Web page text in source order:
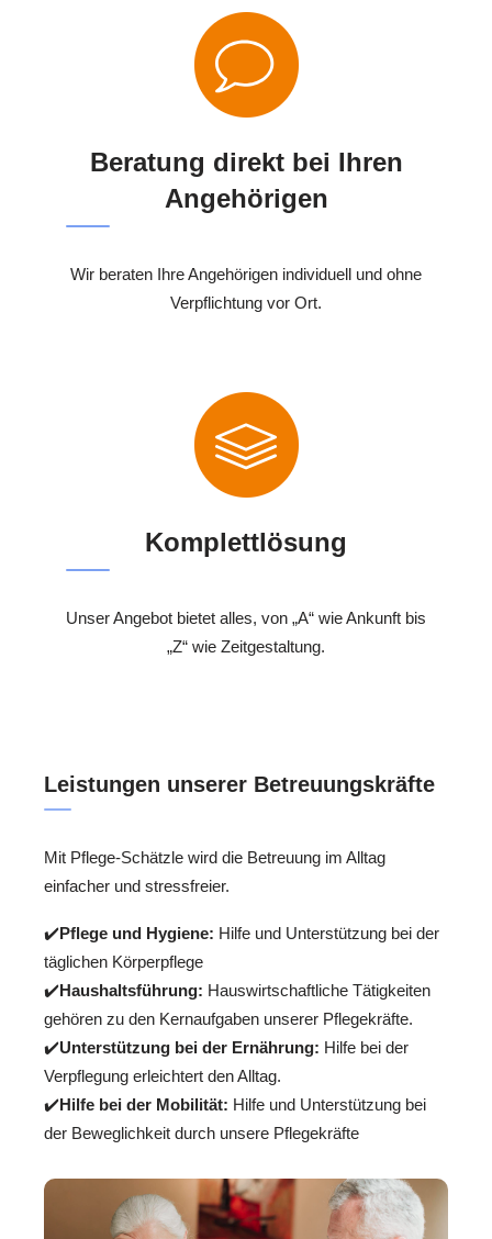
Beratung direkt bei Ihren
Angehörigen
Wir beraten Ihre Angehörigen individuell und ohne
Verpflichtung vor Ort.
Komplettlösung
Unser Angebot bietet alles, von „A“ wie Ankunft bis
„Z“ wie Zeitgestaltung.
Leistungen unserer Betreuungskräfte
Mit Pflege-Schätzle wird die Betreuung im Alltag
einfacher und stressfreier.
✔️Pflege und Hygiene: Hilfe und Unterstützung bei der
täglichen Körperpflege
✔️Haushaltsführung: Hauswirtschaftliche Tätigkeiten
gehören zu den Kernaufgaben unserer Pflegekräfte.
✔️Unterstützung bei der Ernährung: Hilfe bei der
Verpflegung erleichtert den Alltag.
✔️Hilfe bei der Mobilität: Hilfe und Unterstützung bei
der Beweglichkeit durch unsere Pflegekräfte